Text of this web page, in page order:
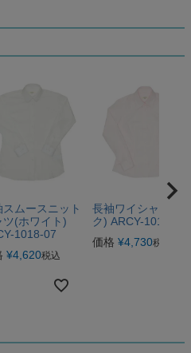
スムースニット
ツ(ホワイト)
1018-07
¥4,620税込
長袖ワイシャツ(ピ
ク) ARCY-1013-08
価格 ¥4,730税込